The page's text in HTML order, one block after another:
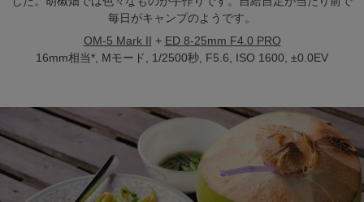
毎日がキャンプのようです。
OM-5 Mark II + ED 8-25mm F4.0 PRO
16mm相当*, Mモード, 1/2500秒, F5.6, ISO 1600, ±0.0EV